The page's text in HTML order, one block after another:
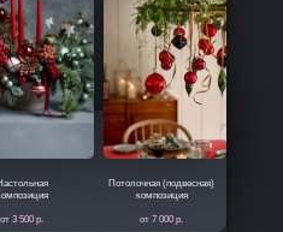
от 3 500 р.
Потолочная (подвесная)
композиция
от 7 000 р.